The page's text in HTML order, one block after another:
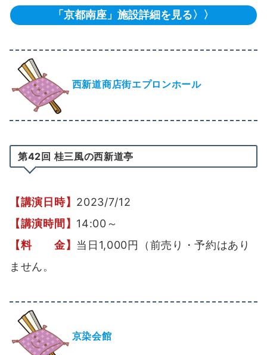
「京都南座」施設詳細を見る〉〉
西新道商店街エプロンホール
第42回 桂三風の西新道亭
【講演日時】 2023/7/12
【講演時間】 14:00～
【料 金】 当日1,000円（前売り・予約はあり
ません。
京染会館